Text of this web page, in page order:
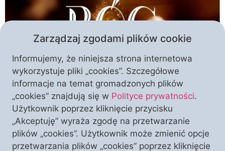
Ekranizacja, która jeszcze przed jej powstaniem
wzbudziła ogromne zainteresowanie, teraz trafia do
prestiżowych sal kinowych. Film „Bóg” pokażemy dla
Państwa w krakowskim kinie „Kijów” oraz
warszawskim kinie „Luna”. Czy można wyobrazić
Zarządzaj zgodami plików cookie
Informujemy, że niniejsza strona internetowa
wykorzystuje pliki „cookies”. Szczegółowe
informacje na temat gromadzonych plików
„cookies” znajdują się w Polityce prywatności.
Użytkownik poprzez kliknięcie przycisku
„Akceptuję” wyraża zgodę na przetwarzanie
plików „cookies”. Użytkownik może zmienić opcje
przetwarzania plików „cookies” poprzez kliknięcie